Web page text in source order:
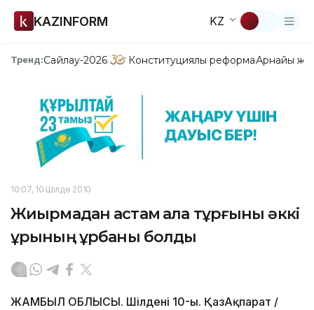
KAZINFORM KZ
Тренд:Сайлау-2026 Конституциялық реформаАрнайы
10:07, 10 Шілде 2010
Жиырмадан астам қала тұрғыны әккі
ұрының құрбаны болды
ЖАМБЫЛ ОБЛЫСЫ. Шілденің 10-ы. ҚазАқпарат /